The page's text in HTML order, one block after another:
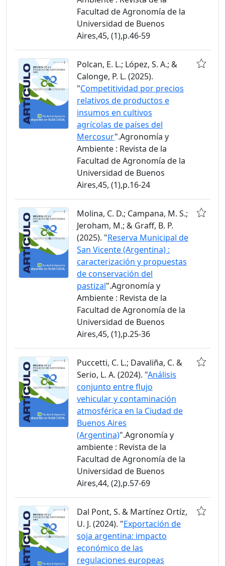
Facultad de Agronomía de la
Universidad de Buenos
Aires,45, (1),p.46-59
Polcan, E. L.; López, S. A.; &
Calonge, P. L. (2025).
"Competitividad por precios
relativos de productos e
insumos en cultivos
agrícolas de países del
Mercosur".Agronomía y
Ambiente : Revista de la
Facultad de Agronomía de la
Universidad de Buenos
Aires,45, (1),p.16-24
Molina, C. D.; Campana, M. S.;
Jeroham, M.; & Graff, B. P.
(2025). "Reserva Municipal de
San Vicente (Argentina) :
caracterización y propuestas
de conservación del
pastizal".Agronomía y
Ambiente : Revista de la
Facultad de Agronomía de la
Universidad de Buenos
Aires,45, (1),p.25-36
Puccetti, C. L.; Davaliña, C. &
Serio, L. A. (2024). "Análisis
conjunto entre flujo
vehicular y contaminación
atmosférica en la Ciudad de
Buenos Aires
(Argentina)".Agronomía y
ambiente : Revista de la
Facultad de Agronomía de la
Universidad de Buenos
Aires,44, (2),p.57-69
Dal Pont, S. & Martínez Ortíz,
U. J. (2024). "Exportación de
soja argentina: impacto
económico de las
regulaciones europeas